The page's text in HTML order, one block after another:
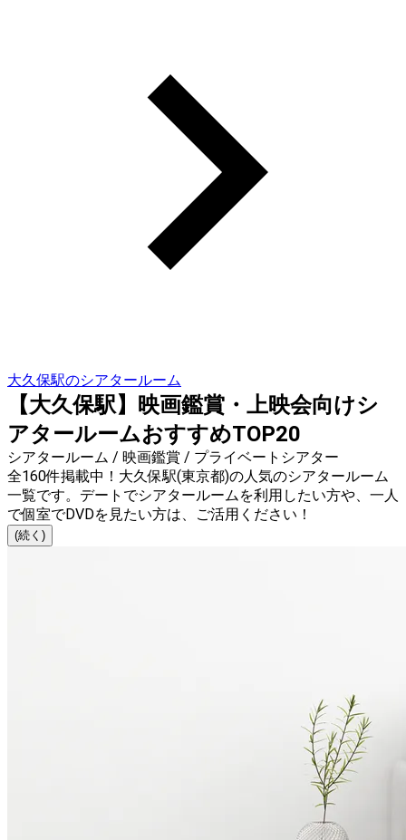
大久保駅のシアタールーム
【大久保駅】映画鑑賞・上映会向けシ
アタールームおすすめTOP20
シアタールーム / 映画鑑賞 / プライベートシアター
全160件掲載中！大久保駅(東京都)の人気のシアタールーム
一覧です。デートでシアタールームを利用したい方や、一人
で個室でDVDを見たい方は、ご活用ください！
(続く)